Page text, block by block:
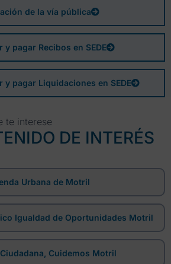
de la vía pública
y pagar Recibos en SEDE
y pagar Liquidaciones en SEDE
te interese
DE INTERÉS
Urbana de Motril
Igualdad de Oportunidades Motril
Cuidemos Motril